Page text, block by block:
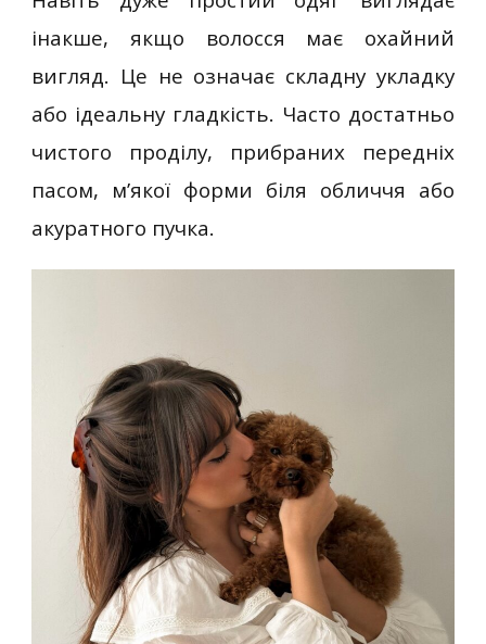
інакше, якщо волосся має охайний
вигляд. Це не означає складну укладку
або ідеальну гладкість. Часто достатньо
чистого проділу, прибраних передніх
пасом, м’якої форми біля обличчя або
акуратного пучка.